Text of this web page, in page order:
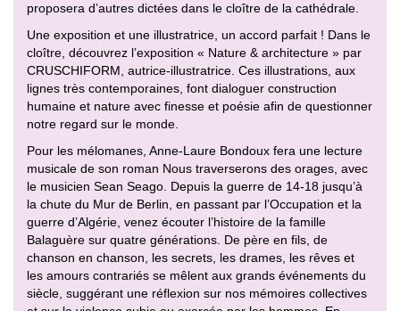
proposera d’autres dictées dans le cloître de la cathédrale.
Une exposition et une illustratrice, un accord parfait ! Dans le
cloître, découvrez l’exposition « Nature & architecture » par
CRUSCHIFORM, autrice-illustratrice. Ces illustrations, aux
lignes très contemporaines, font dialoguer construction
humaine et nature avec finesse et poésie afin de questionner
notre regard sur le monde.
Pour les mélomanes, Anne-Laure Bondoux fera une lecture
musicale de son roman Nous traverserons des orages, avec
le musicien Sean Seago. Depuis la guerre de 14-18 jusqu’à
la chute du Mur de Berlin, en passant par l’Occupation et la
guerre d’Algérie, venez écouter l’histoire de la famille
Balaguère sur quatre générations. De père en fils, de
chanson en chanson, les secrets, les drames, les rêves et
les amours contrariés se mêlent aux grands événements du
siècle, suggérant une réflexion sur nos mémoires collectives